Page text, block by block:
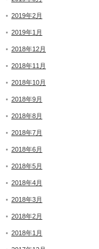
2019年2月
2019年1月
2018年12月
2018年11月
2018年10月
2018年9月
2018年8月
2018年7月
2018年6月
2018年5月
2018年4月
2018年3月
2018年2月
2018年1月